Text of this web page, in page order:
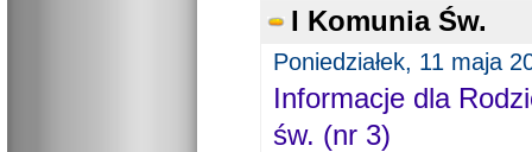
I Komunia Św.
Poniedziałek, 11 maja
Informacje dla
św. (nr 3)